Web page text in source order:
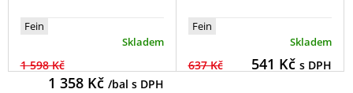
Fein
Skladem
1 598 Kč
1 358Kč /bal s DPH
Fein
Skladem
637 Kč 541 Kč s DPH